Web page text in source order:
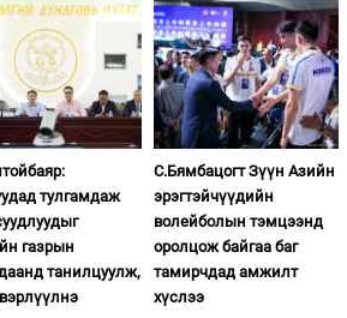
тулгамдаж
газрын
танилцуулж,
С.Бямбацогт Зүүн Азийн
эрэгтэйчүүдийн
волейболын тэмцээнд
оролцож байгаа баг
тамирчдад амжилт
хүслээ